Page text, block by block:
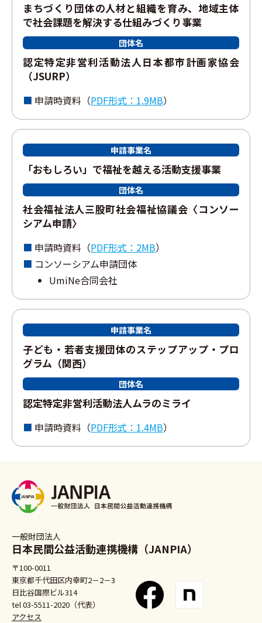
まちづくり団体の⼈材と組織を育み、地域主体
で社会課題を解決する仕組みづくり事業
団体名
認定特定⾮営利活動法⼈⽇本都市計画家協会
（JSURP）
申請時資料（PDF形式：1.9MB）
申請事業名
「おもしろい」で福祉を越える活動⽀援事業
団体名
社会福祉法⼈三股町社会福祉協議会〈コンソー
シアム申請〉
申請時資料（PDF形式：2MB）
コンソーシアム申請団体
UmiNe合同会社
申請事業名
⼦ども・若者⽀援団体のステップアップ・プロ
グラム（関⻄）
団体名
認定特定⾮営利活動法⼈ムラのミライ
申請時資料（PDF形式：1.4MB）
一般財団法人
日本民間公益活動連携機構（JANPIA）
〒100-0011
東京都千代田区内幸町2－2－3
日比谷国際ビル314
tel 03-5511-2020（代表）
アクセス